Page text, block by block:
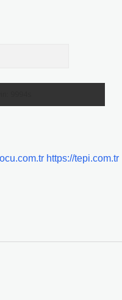
https://tepi.com.tr